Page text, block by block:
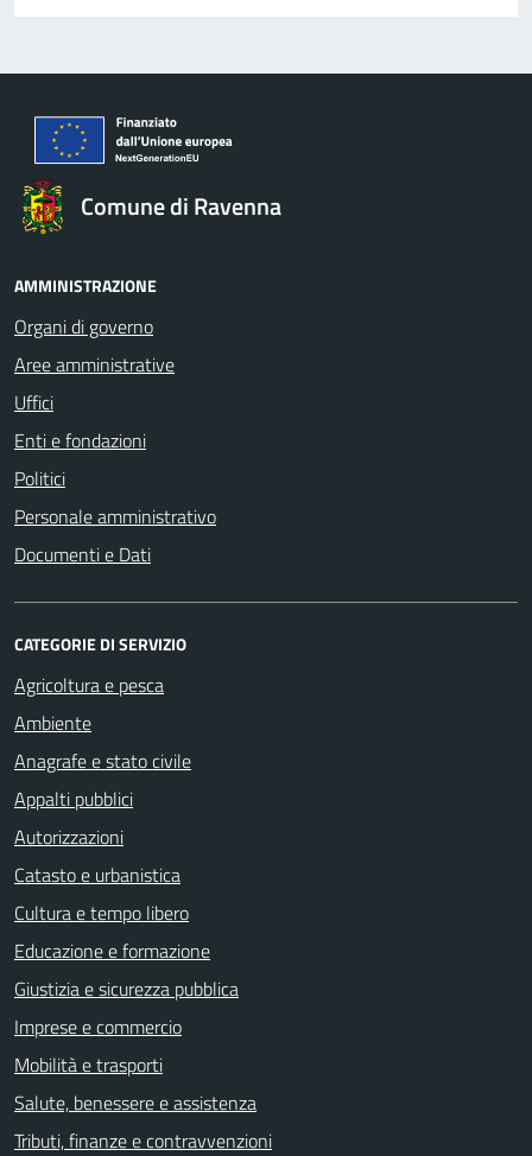
Comune di Ravenna
AMMINISTRAZIONE
Organi di governo
Aree amministrative
Uffici
Enti e fondazioni
Politici
Personale amministrativo
Documenti e Dati
CATEGORIE DI SERVIZIO
Agricoltura e pesca
Ambiente
Anagrafe e stato civile
Appalti pubblici
Autorizzazioni
Catasto e urbanistica
Cultura e tempo libero
Educazione e formazione
Giustizia e sicurezza pubblica
Imprese e commercio
Mobilità e trasporti
Salute, benessere e assistenza
Tributi, finanze e contravvenzioni